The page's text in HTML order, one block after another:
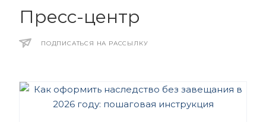
Пресс-центр
ПОДПИСАТЬСЯ НА РАССЫЛКУ